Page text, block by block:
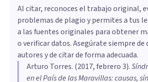
Al citar, reconoces el trabajo original,
problemas de plagio y permites a tus
a las fuentes originales para obtener
o verificar datos. Asegúrate siempre de
autores y de citar de forma adecuada.
Arturo Torres. (2017, febrero 3).
en el País de las Maravillas: causas,